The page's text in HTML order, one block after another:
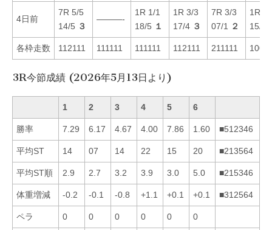
4日前
7R 5/5
14/5 ３
———-
1R 1/1
18/5 １
1R 3/3
17/4 ３
7R 3/3
07/1
２
1R 4/
15/3
各枠走数 112111 111111 111111 112111 211111
3R今節成績 (2026年5月13日より)
1 2 3 4 5 6
勝率 7.29 6.17 4.67 4.00 7.86 1.60 ■512346
平均ST 14 07 14 22 15 20 ■213564
平均ST順 2.9 2.7 3.2 3.9 3.0 5.0 ■215346
体重増減 -0.2 -0.1 -0.8 +1.1 +0.1 +0.1 ■312564
ペラ 0 0 0 0 0 0